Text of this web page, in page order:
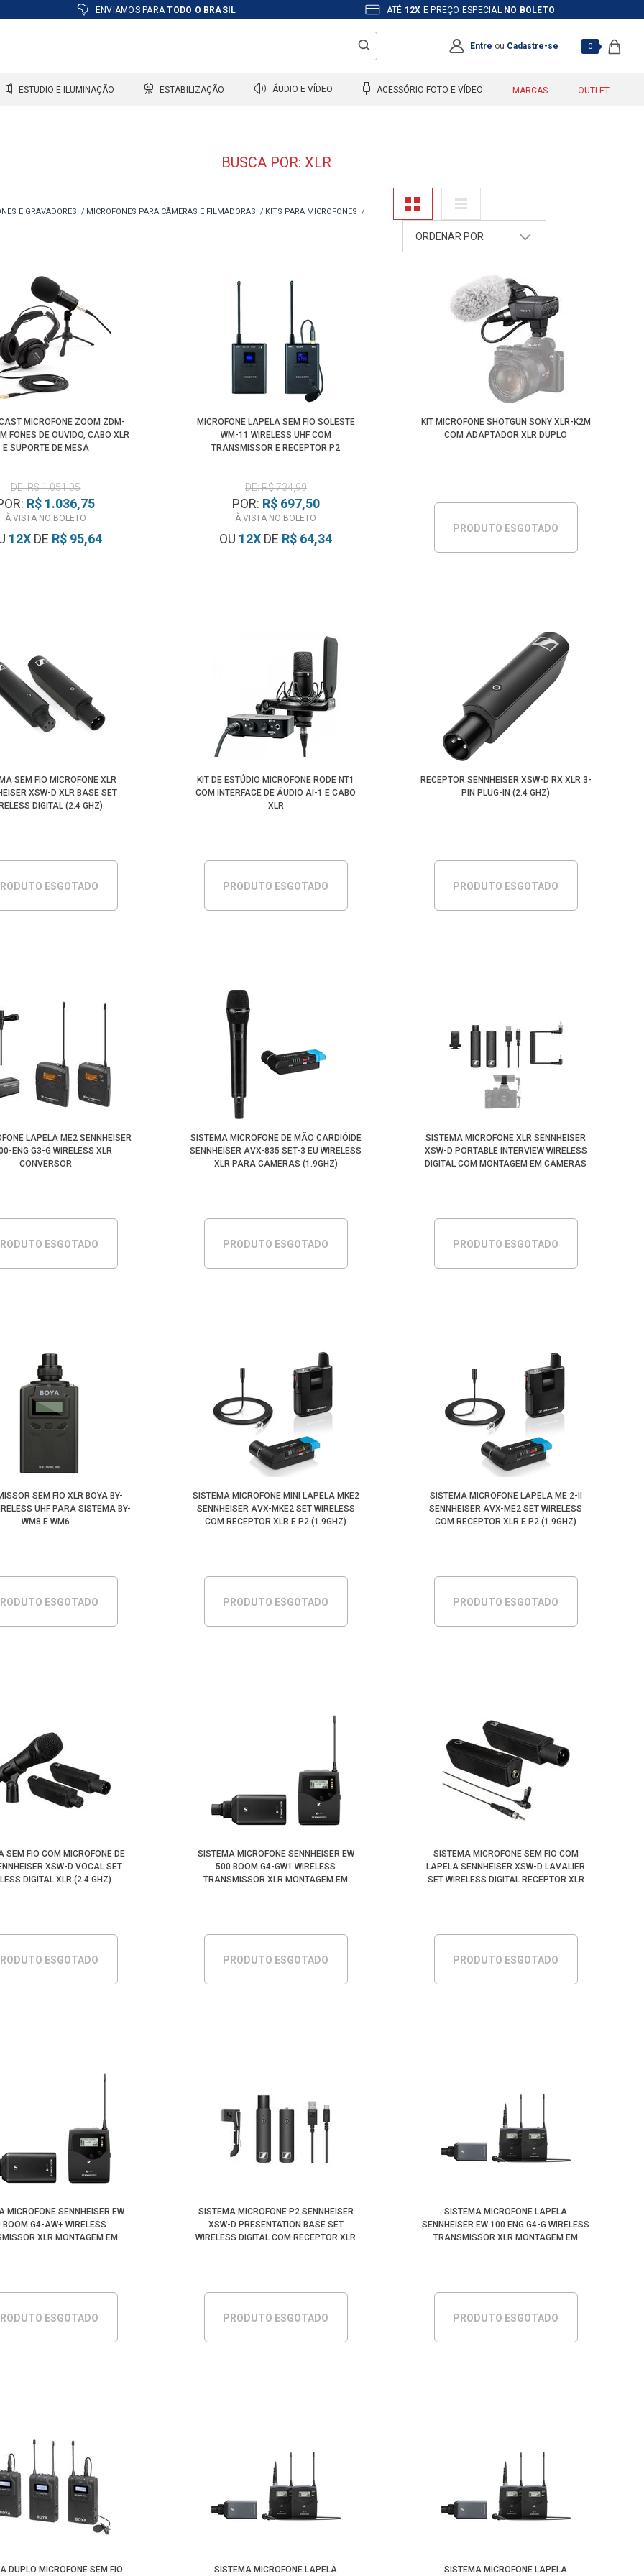
ENVIAMOS PARATODO O BRASIL ATÉ 12X E PREÇO ESPECIAL NO BOLETO
Entre ou Cadastre-se 0
ESTUDIO E ILUMINAÇÃO ESTABILIZAÇÃO ÁUDIO E VÍDEO ACESSÓRIO FOTO E VÍDEO MARCAS OUTLET
BUSCA POR: XLR
E GRAVADORES MICROFONES PARA CÂMERAS E FILMADORAS
KITS PARA MICROFONES
ORDENAR POR
Z - A
Mais Vendidos
Maior Preço
Menor Preço
MICROFONE ZOOM ZDM-
FONES DE OUVIDO, CABO XLR
E SUPORTE DE MESA
DE: R$ 1.051,05
R$ 1.036,75
À VISTA NO BOLETO
12X DE R$ 95,64
MICROFONE LAPELA SEM FIO SOLESTE
WM-11 WIRELESS UHF COM
TRANSMISSOR E RECEPTOR P2
DE: R$ 734,99
POR: R$ 697,50
À VISTA NO BOLETO
OU 12X DE R$ 64,34
KIT MICROFONE SHOTGUN SONY XLR-K2M
COM ADAPTADOR XLR DUPLO
PRODUTO ESGOTADO
SEM FIO MICROFONE XLR
XSW-D XLR BASE SET
DIGITAL (2.4 GHZ)
ESGOTADO
KIT DE ESTÚDIO MICROFONE RODE NT1
COM INTERFACE DE ÁUDIO AI-1 E CABO
XLR
PRODUTO ESGOTADO
RECEPTOR SENNHEISER XSW-D RX XLR 3-
PIN PLUG-IN (2.4 GHZ)
PRODUTO ESGOTADO
LAPELA ME2 SENNHEISER
ENG G3-G WIRELESS XLR
CONVERSOR
ESGOTADO
SISTEMA MICROFONE DE MÃO CARDIÓIDE
SENNHEISER AVX-835 SET-3 EU WIRELESS
XLR PARA CÂMERAS (1.9GHZ)
PRODUTO ESGOTADO
SISTEMA MICROFONE XLR SENNHEISER
XSW-D PORTABLE INTERVIEW WIRELESS
DIGITAL COM MONTAGEM EM CÂMERAS
PRODUTO ESGOTADO
SEM FIO XLR BOYA BY-
UHF PARA SISTEMA BY-
WM8 E WM6
ESGOTADO
SISTEMA MICROFONE MINI LAPELA MKE2
SENNHEISER AVX-MKE2 SET WIRELESS
COM RECEPTOR XLR E P2 (1.9GHZ)
PRODUTO ESGOTADO
SISTEMA MICROFONE LAPELA ME 2-II
SENNHEISER AVX-ME2 SET WIRELESS
COM RECEPTOR XLR E P2 (1.9GHZ)
PRODUTO ESGOTADO
SEM FIO COM MICROFONE DE
XSW-D VOCAL SET
DIGITAL XLR (2.4 GHZ)
ESGOTADO
SISTEMA MICROFONE SENNHEISER EW
500 BOOM G4-GW1 WIRELESS
TRANSMISSOR XLR MONTAGEM EM
PRODUTO ESGOTADO
SISTEMA MICROFONE SEM FIO COM
LAPELA SENNHEISER XSW-D LAVALIER
SET WIRELESS DIGITAL RECEPTOR XLR
PRODUTO ESGOTADO
MICROFONE SENNHEISER EW
G4-AW+ WIRELESS
XLR MONTAGEM EM
ESGOTADO
SISTEMA MICROFONE P2 SENNHEISER
XSW-D PRESENTATION BASE SET
WIRELESS DIGITAL COM RECEPTOR XLR
PRODUTO ESGOTADO
SISTEMA MICROFONE LAPELA
SENNHEISER EW 100 ENG G4-G WIRELESS
TRANSMISSOR XLR MONTAGEM EM
PRODUTO ESGOTADO
DUPLO MICROFONE SEM FIO SISTEMA MICROFONE LAPELA SISTEMA MICROFONE LAPELA